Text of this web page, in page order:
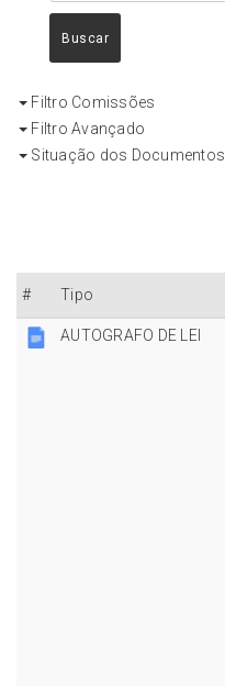
Buscar
Filtro Comissões
Filtro Avançado
Situação dos Documentos
# Tipo
AUTOGRAFO DE LEI